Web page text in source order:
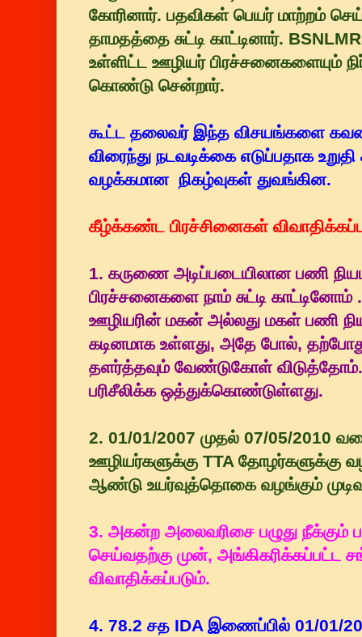
கோரினார். பதவிகள் பெயர் மாற்றம்
தாமதத்தை சுட்டி காட்டினார்.
உள்ளிட்ட ஊழியர் பிரச்சனைகளையும்
கொண்டு சென்றார்.
கூட்ட தலைவர் இந்த விசயங்களை
விரைந்து நடவடிக்கை எடுப்பதாக உறுதி
வழக்கமான நிகழ்வுகள் துவங்கின.
கீழ்க்கண்ட பிரச்சினைகள்
1. கருணை அடிப்படையிலான பணி
பிரச்சனைகளை நாம் சுட்டி காட்டினோம்
ஊழியரின் மகன் அல்லது மகள் பணி
கடினமாக உள்ளது, அதே போல்,
தளர்த்தவும் வேண்டுகோள் விடுத்தோம்.
பரிசீலிக்க ஒத்துக்கொண்டுள்ளது.
2. 01/01/2007 முதல் 07/05/2010
ஊழியர்களுக்கு TTA தோழர்களுக்கு
ஆண்டு உயர்வுத்தொகை வழங்கும் முடிவு
3. அகன்ற அலைவரிசை பழுது நீக்கும்
செய்வதற்கு முன், அங்கிகரிக்கப்பட்ட
விவாதிக்கப்படும்.
4. 78.2 சத IDA இணைப்பில் 01/01/